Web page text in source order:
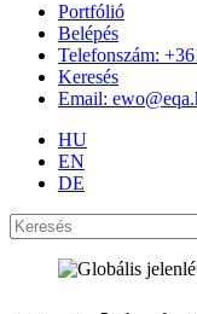
Portfólió
Belépés
Telefonszám:
Keresés
Email:
HU
EN
DE